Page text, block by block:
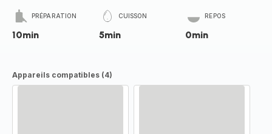
PRÉPARATION
10min
CUISSON
5min
REPOS
0min
Appareils compatibles (4)